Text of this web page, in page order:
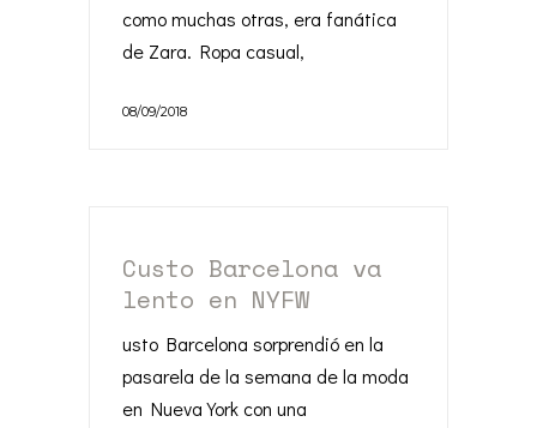
como muchas otras, era fanática
de Zara. Ropa casual,
08/09/2018
Custo Barcelona va
lento en NYFW
usto Barcelona sorprendió en la
pasarela de la semana de la moda
en Nueva York con una